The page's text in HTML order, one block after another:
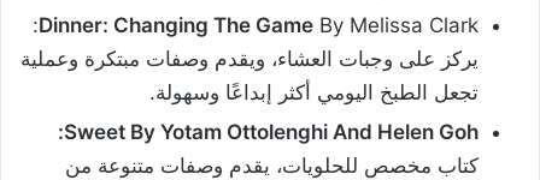
Dinner: Changing The Game
By Melissa Clark:
يركز على وجبات العشاء، ويقدم وصفات مبتكرة وعملية
تجعل الطبخ اليومي أكثر إبداعًا وسهولة.
Sweet By Yotam Ottolenghi And Helen Goh:
كتاب مخصص للحلويات، يقدم وصفات متنوعة من